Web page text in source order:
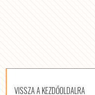
VISSZA A KEZDŐOLDALRA